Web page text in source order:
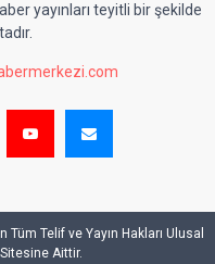
yayınları teyitli bir şekilde
Telif ve Yayın Hakları Ulusal
Aittir.